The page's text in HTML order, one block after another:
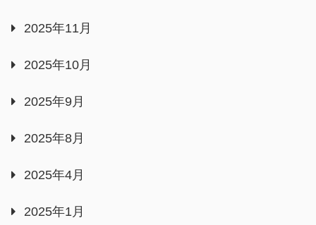
2025年11月
2025年10月
2025年9月
2025年8月
2025年4月
2025年1月